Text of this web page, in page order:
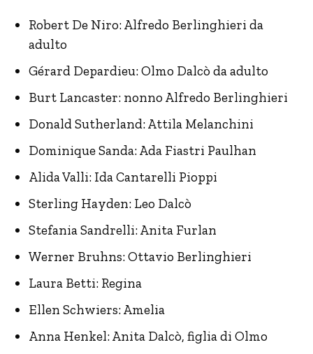
Robert De Niro: Alfredo Berlinghieri da
adulto
Gérard Depardieu: Olmo Dalcò da adulto
Burt Lancaster: nonno Alfredo Berlinghieri
Donald Sutherland: Attila Melanchini
Dominique Sanda: Ada Fiastri Paulhan
Alida Valli: Ida Cantarelli Pioppi
Sterling Hayden: Leo Dalcò
Stefania Sandrelli: Anita Furlan
Werner Bruhns: Ottavio Berlinghieri
Laura Betti: Regina
Ellen Schwiers: Amelia
Anna Henkel: Anita Dalcò, figlia di Olmo